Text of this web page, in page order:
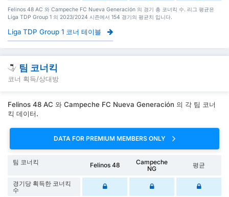
Felinos 48 AC 와 Campeche FC Nueva Generación 의 경기 총 코너킥 수. 리그 평균은
Liga TDP Group 1 의 2023/2024 시즌에서 154 경기의 평균치 입니다.
Liga TDP Group 1 코너 테이블
팀 코너킥
코너 획득/상대방
Felinos 48 AC 와 Campeche FC Nueva Generación 의 각 팀 코너
킥 데이터.
DATA FOR PREMIUM MEMBERS ONLY
팀 코너킥 Felinos 48
Campeche
NG
평균
경기당 획득한 코너킥
수